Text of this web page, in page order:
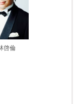
啓倫